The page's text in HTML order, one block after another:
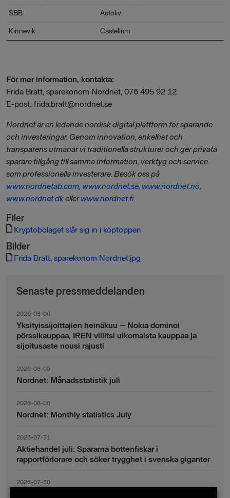
SBB Autoliv
Kinnevik Castellum
För mer information, kontakta:
Frida Bratt, sparekonom Nordnet, 076 495 92 12
E-post: frida.bratt@nordnet.se
Nordnet är en ledande nordisk digital plattform för sparande
och investeringar. Genom innovation, enkelhet och
transparens utmanar vi traditionella strukturer och ger privata
sparare tillgång till samma information, verktyg och service
som professionella investerare. Besök oss på
www.nordnetab.com, www.nordnet.se, www.nordnet.no,
www.nordnet.dkellerwww.nordnet.fi.
Filer
Kryptobolaget slår sig in i köptoppen
Bilder
Frida Bratt, sparekonom Nordnet.jpg
Senaste pressmeddelanden
2026-08-06
Yksityissijoittajien heinäkuu – Nokia dominoi
pörssikauppaa, IREN villitsi ulkomaista kauppaa ja
sijoitusaste nousi rajusti
2026-08-05
Nordnet: Månadsstatistik juli
2026-08-05
Nordnet: Monthly statistics July
2026-07-31
Aktiehandel juli: Spararna bottenfiskar i
rapportförlorare och söker trygghet i svenska giganter
2026-07-30